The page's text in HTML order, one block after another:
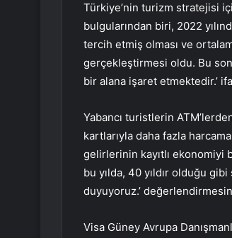
Türkiye’nin turizm stratejisi
bulgularından biri, 2022
tercih etmiş olması ve
gerçekleştirmesi oldu. Bu
bir alana işaret etmektedir.’
Yabancı turistlerin
kartlarıyla daha fazla
gelirlerinin kayıtlı ekonomiyi
bu yılda, 40 yıldır olduğu
duyuyoruz.’
Visa Güney Avrupa